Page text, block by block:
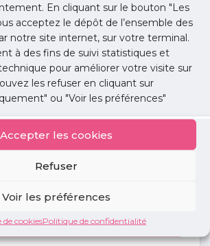
En cliquant sur le bouton "Les
acceptez le dépôt de l’ensemble des
notre site internet, sur votre terminal.
à des fins de suivi statistiques et
pour améliorer votre visite sur
les refuser en cliquant sur
ou "Voir les préférences"
Accepter les cookies
Refuser
Voir les préférences
cookiesPolitique de confidentialité
2017
:
les annonces